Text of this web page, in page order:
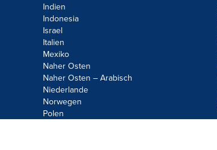
Indien
Indonesia
Israel
Italien
Mexiko
Naher Osten
Naher Osten – Arabisch
Niederlande
Norwegen
Polen